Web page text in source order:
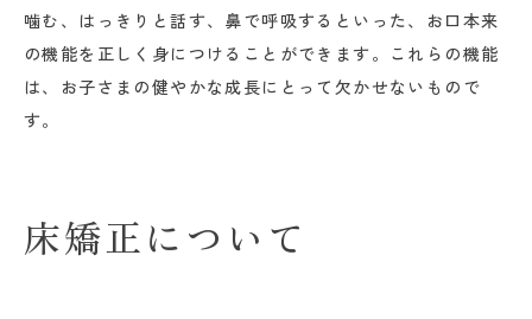
噛む、はっきりと話す、鼻で呼吸するといった、お口本来
の機能を正しく身につけることができます。これらの機能
は、お子さまの健やかな成長にとって欠かせないもので
す。
床矯正について